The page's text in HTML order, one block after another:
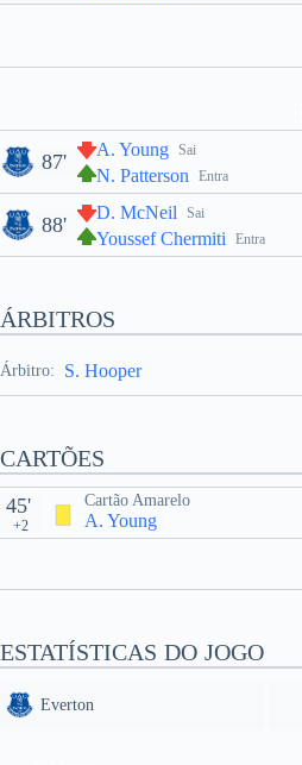
Sai
A. Young
Entra
N. Patterson
87'
Sai
D. McNeil
Entra
Youssef Chermiti
88'
ÁRBITROS
Árbitro: S. Hooper
CARTÕES
Cartão Amarelo
A. Young
45'
+2
ESTATÍSTICAS DO JOGO
Everton